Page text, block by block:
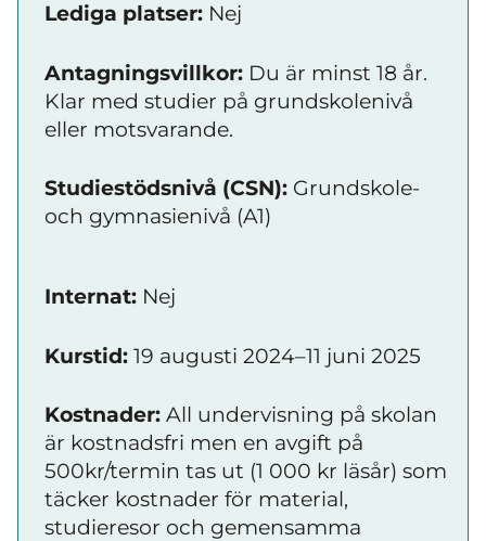
Lediga platser: Nej
Antagningsvillkor: Du är minst 18 år.
Klar med studier på grundskolenivå
eller motsvarande.
Studiestödsnivå (CSN): Grundskole-
och gymnasienivå (A1)
Internat: Nej
Kurstid: 19 augusti 2024–11 juni 2025
Kostnader: All undervisning på skolan
är kostnadsfri men en avgift på
500kr/termin tas ut (1 000 kr läsår) som
täcker kostnader för material,
studieresor och gemensamma